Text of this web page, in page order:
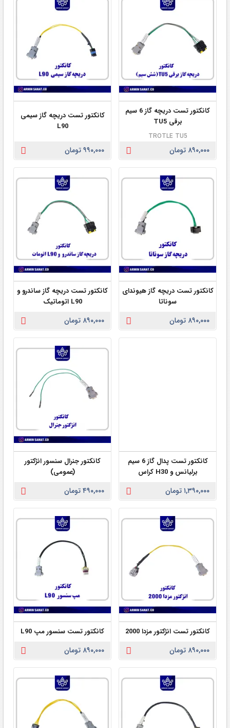
کانکتور تست دریچه گاز 6 سیم
برقی TU5
TROTLE TU5
۸۹۰,۰۰۰ تومان
کانکتور تست دریچه گاز سیمی
L90
۹۹۰,۰۰۰ تومان
کانکتور تست دریچه گاز هیوندای
سوناتا
۸۹۰,۰۰۰ تومان
کانکتور تست دریچه گاز ساندرو و
L90 اتوماتیک
۸۹۰,۰۰۰ تومان
کانکتور تست پدال گاز 6 سیم
برلیانس و H30 کراس
۱,۳۹۰,۰۰۰ تومان
کانکتور جنرال سنسور انژکتور
(عمومی)
۴۹۰,۰۰۰ تومان
کانکتور تست انژکتور مزدا 2000
۸۹۰,۰۰۰ تومان
کانکتور تست سنسور مپ L90
۸۹۰,۰۰۰ تومان